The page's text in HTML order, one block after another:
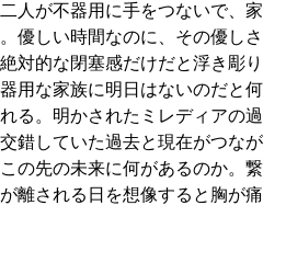
人が不器用に手をつないで、家
優しい時間なのに、その優しさ
対的な閉塞感だけだと浮き彫り
用な家族に明日はないのだと何
る。明かされたミレディアの過
錯していた過去と現在がつなが
の先の未来に何があるのか。繋
離される日を想像すると胸が痛